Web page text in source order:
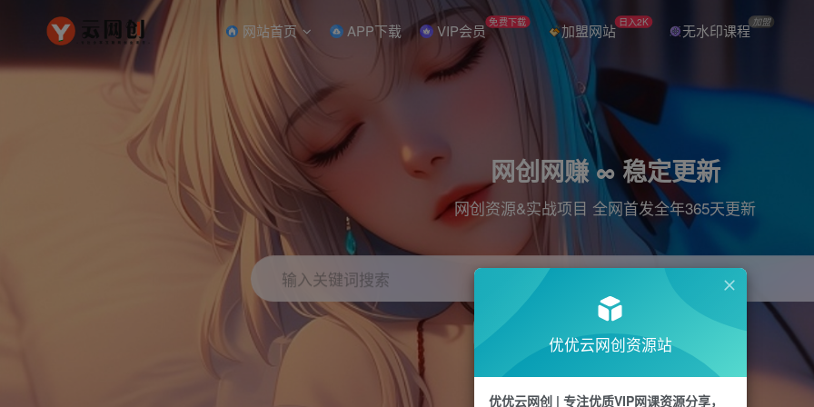
网站首页 APP下载 VIP会员 免费下载 加盟网站 日入2K 无水印课程 加盟
网创网赚 ∞ 稳定更新
网创资源&实战项目 全网首发全年365天更新
输入关键词搜索
引流 直播 电商 剪辑
优优云网创资源站
优优云网创 | 专注优质VIP网课资源分享，